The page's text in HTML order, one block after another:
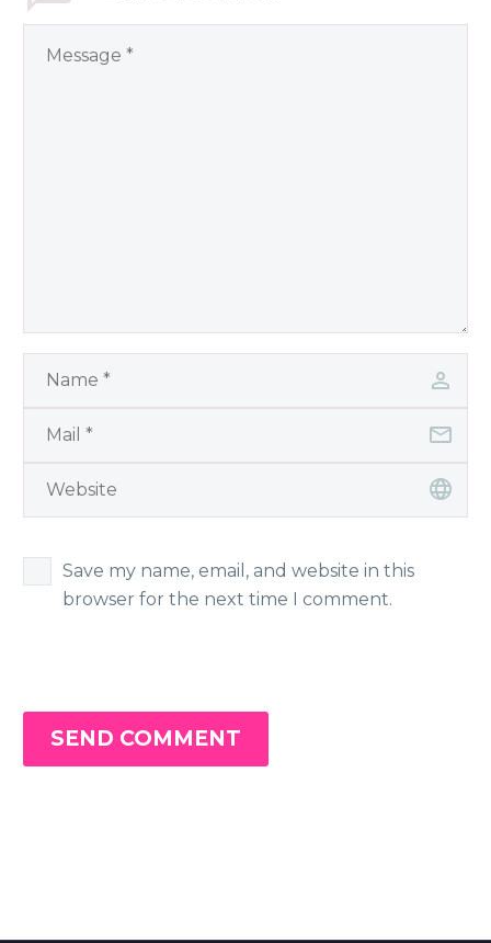
Save my name, email, and website in this
browser for the next time I comment.
SEND COMMENT